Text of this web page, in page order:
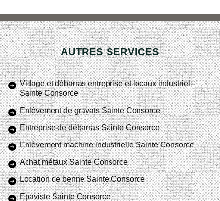
AUTRES SERVICES
Vidage et débarras entreprise et locaux industriel
Sainte Consorce
Enlèvement de gravats Sainte Consorce
Entreprise de débarras Sainte Consorce
Enlèvement machine industrielle Sainte Consorce
Achat métaux Sainte Consorce
Location de benne Sainte Consorce
Epaviste Sainte Consorce